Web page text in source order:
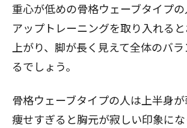
重心が低めの骨格ウェーブタイプ
アップトレーニングを取り入れる
上がり、脚が長く見えて全体のバ
るでしょう。
骨格ウェーブタイプの人は上半身が
痩せすぎると胸元が寂しい印象に